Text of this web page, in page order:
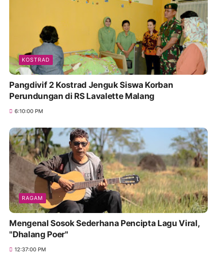
KOSTRAD
Pangdivif 2 Kostrad Jenguk Siswa Korban
Perundungan di RS Lavalette Malang
6:10:00 PM
RAGAM
Mengenal Sosok Sederhana Pencipta Lagu Viral,
"Dhalang Poer"
12:37:00 PM